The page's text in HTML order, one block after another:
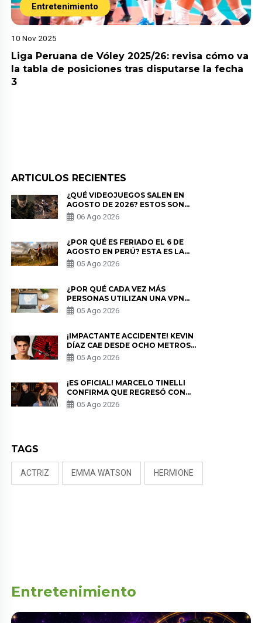
Entretenimiento
10 Nov 2025
Liga Peruana de Vóley 2025/26: revisa cómo va
la tabla de posiciones tras disputarse la fecha
3
ARTICULOS RECIENTES
¿QUÉ VIDEOJUEGOS SALEN EN
AGOSTO DE 2026? ESTOS SON
LOS ESTRENOS MÁS ESPERADOS
06 Ago 2026
¿POR QUÉ ES FERIADO EL 6 DE
AGOSTO EN PERÚ? ESTA ES LA
HISTORIA
05 Ago 2026
¿POR QUÉ CADA VEZ MÁS
PERSONAS UTILIZAN UNA VPN
PARA PROTEGER SU
PRIVACIDAD?
05 Ago 2026
¡IMPACTANTE ACCIDENTE! KEVIN
DÍAZ CAE DESDE OCHO METROS
EN “ESTO ES GUERRA” Y GENERA
PREOCUPACIÓN
05 Ago 2026
¡ES OFICIAL! MARCELO TINELLI
CONFIRMA QUE REGRESÓ CON
MILETT FIGUEROA: “EL AMOR
PUDO MÁS”
05 Ago 2026
TAGS
ACTRIZ EMMA WATSON HERMIONE
Entretenimiento